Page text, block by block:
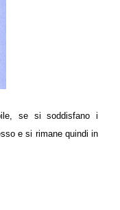
se si soddisfano i
e si rimane quindi in